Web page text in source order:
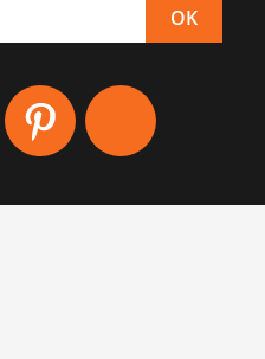
YouTube Pinterest